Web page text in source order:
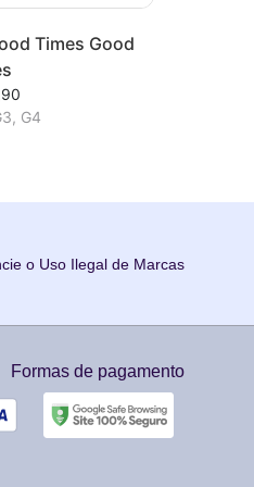
Times Good
G4
o Uso Ilegal de Marcas
Formas de pagamento